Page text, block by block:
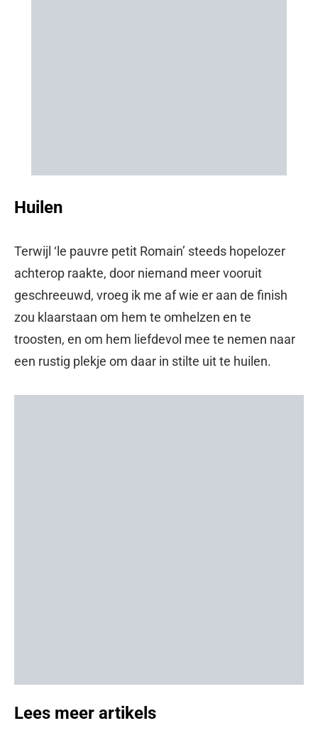
Huilen
Terwijl ‘le pauvre petit Romain’ steeds hopelozer
achterop raakte, door niemand meer vooruit
geschreeuwd, vroeg ik me af wie er aan de finish
zou klaarstaan om hem te omhelzen en te
troosten, en om hem liefdevol mee te nemen naar
een rustig plekje om daar in stilte uit te huilen.
Lees meer artikels